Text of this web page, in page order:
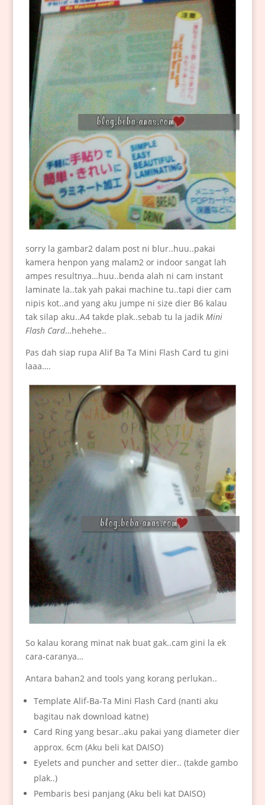
sorry la gambar2 dalam post ni blur..huu..pakai
kamera henpon yang malam2 or indoor sangat lah
ampes resultnya…huu..benda alah ni cam instant
laminate la..tak yah pakai machine tu..tapi dier cam
nipis kot..and yang aku jumpe ni size dier B6 kalau
tak silap aku..A4 takde plak..sebab tu la jadik Mini
Flash Card…hehehe..
Pas dah siap rupa Alif Ba Ta Mini Flash Card tu gini
laaa….
So kalau korang minat nak buat gak..cam gini la ek
cara-caranya…
Antara bahan2 and tools yang korang perlukan..
Template Alif-Ba-Ta Mini Flash Card (nanti aku
bagitau nak download katne)
Card Ring yang besar..aku pakai yang diameter dier
approx. 6cm (Aku beli kat DAISO)
Eyelets and puncher and setter dier.. (takde gambo
plak..)
Pembaris besi panjang (Aku beli kat DAISO)